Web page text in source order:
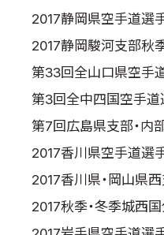
2017静岡県空手道選
2017静岡駿河支部秋
第33回全山口県空手
第3回全中四国空手道
第7回広島県支部・内
2017香川県空手道選
2017香川県・岡山県
2017秋季・冬季城西